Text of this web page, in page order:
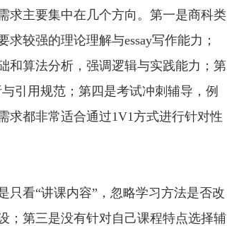
主要集中在几个方向。第一是商科类
较强的理论理解与essay写作能力；
和算法分析，强调逻辑与实践能力；第
引用规范；第四是考试冲刺辅导，例
求都非常适合通过1V1方式进行针对性
看“讲课内容”，忽略学习方法是否改
；第三是没有针对自己课程特点选择辅